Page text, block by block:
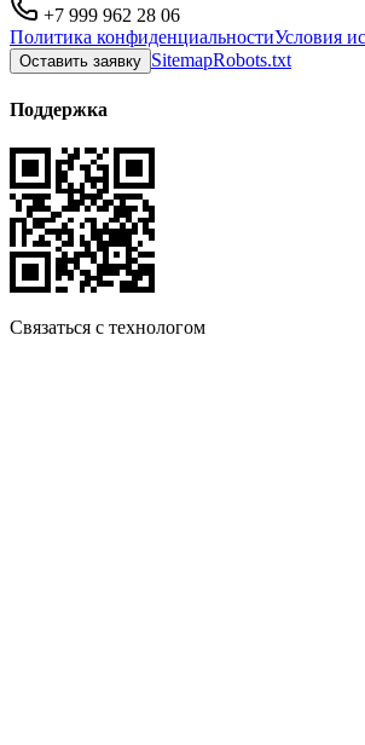
+7 999 962 28 06
Политика конфиденциальностиУсловия
Оставить заявку SitemapRobots.txt
Поддержка
Связаться с технологом